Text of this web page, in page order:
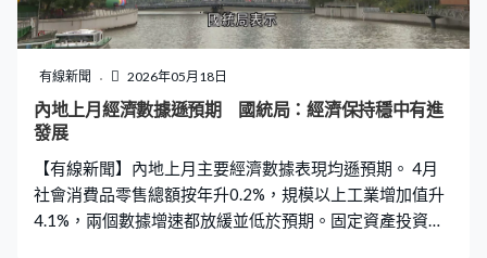
有線新聞 2026年05月18日
內地上月經濟數據遜預期 國統局：經濟保持穩中有進
發展
【有線新聞】內地上月主要經濟數據表現均遜預期。 4月
社會消費品零售總額按年升0.2%，規模以上工業增加值升
4.1%，兩個數據增速都放緩並低於預期。固定資產投資由